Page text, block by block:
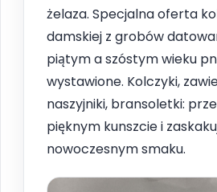
żelaza. Specjalna oferta
damskiej z grobów
piątym a szóstym wieku
wystawione. Kolczyki,
naszyjniki, bransoletki:
pięknym kunszcie i
nowoczesnym smaku.